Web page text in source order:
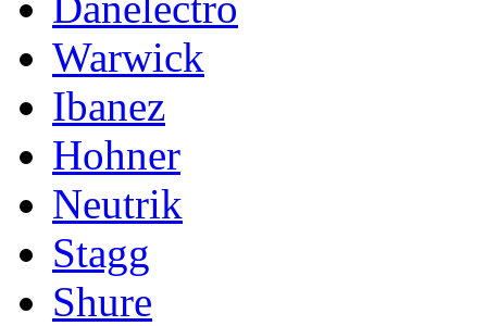
Warwick
Ibanez
Hohner
Neutrik
Stagg
Shure